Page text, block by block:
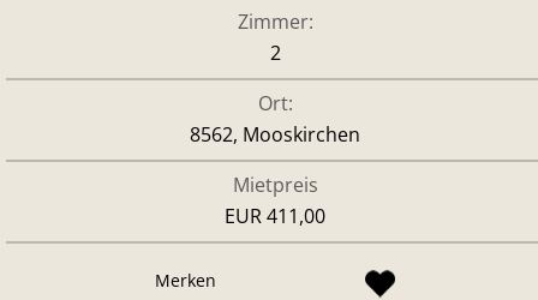
Zimmer:
2
Ort:
8562, Mooskirchen
Mietpreis
EUR 411,00
Merken